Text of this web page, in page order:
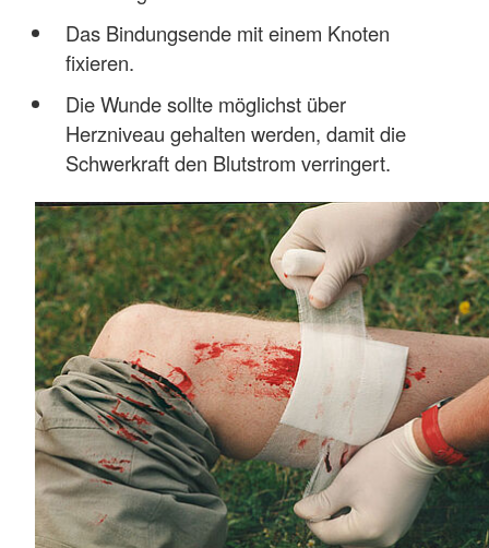
Das Bindungsende mit einem Knoten
fixieren.
Die Wunde sollte möglichst über
Herzniveau gehalten werden, damit die
Schwerkraft den Blutstrom verringert.